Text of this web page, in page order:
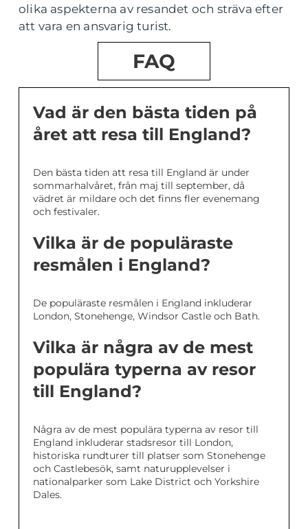
olika aspekterna av resandet och sträva efter
att vara en ansvarig turist.
FAQ
Vad är den bästa tiden på
året att resa till England?
Den bästa tiden att resa till England är under
sommarhalvåret, från maj till september, då
vädret är mildare och det finns fler evenemang
och festivaler.
Vilka är de populäraste
resmålen i England?
De populäraste resmålen i England inkluderar
London, Stonehenge, Windsor Castle och Bath.
Vilka är några av de mest
populära typerna av resor
till England?
Några av de mest populära typerna av resor till
England inkluderar stadsresor till London,
historiska rundturer till platser som Stonehenge
och Castlebesök, samt naturupplevelser i
nationalparker som Lake District och Yorkshire
Dales.